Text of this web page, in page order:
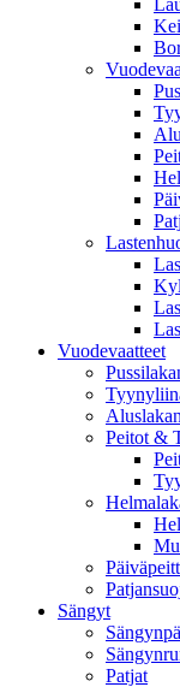
Vuodevaatteet
Peitot &
Sängyt
Patjat